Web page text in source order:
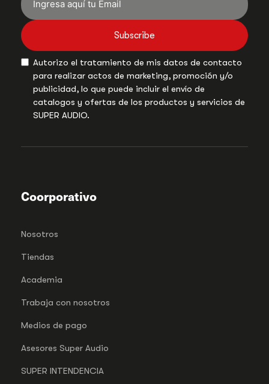
Subscribe
Autorizo el tratamiento de mis datos de contacto
para realizar actos de marketing, promoción y/o
publicidad, lo que puede incluir el envío de
catalogos y ofertas de los productos y servicios de
SUPER AUDIO.
Coorporativo
Nosotros
Tiendas
Academia
Trabaja con nosotros
Medios de pago
Asesores Super Audio
SUPER INTENDENCIA